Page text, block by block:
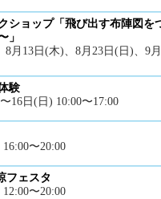
ショップ「飛び出す布陣図を
」
8月13日(木)、8月23日(日)、9
験
16日(日) 10:00〜17:00
〜20:00
フェスタ
〜20:00